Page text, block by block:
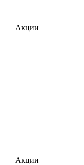
Акции
Акции